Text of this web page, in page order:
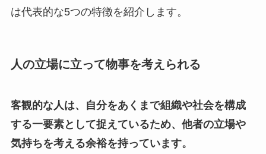
は代表的な5つの特徴を紹介します。
人の立場に立って物事を考えられる
客観的な人は、自分をあくまで組織や社会を構成
する一要素として捉えているため、他者の立場や
気持ちを考える余裕を持っています。